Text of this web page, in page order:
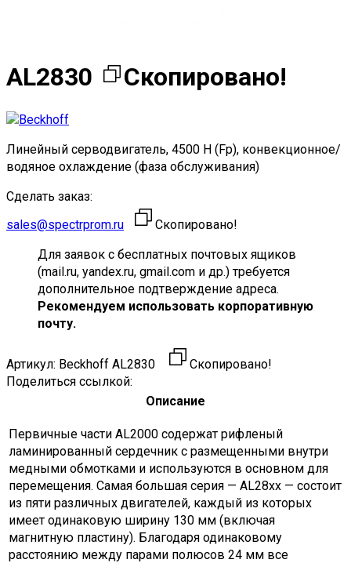
AL2830 Скопировано!
Линейный серводвигатель, 4500 Н (Fp), конвекционное/
водяное охлаждение (фаза обслуживания)
Сделать заказ:
sales@spectrprom.ru
Скопировано!
Для заявок с бесплатных почтовых ящиков
(mail.ru, yandex.ru, gmail.com и др.) требуется
дополнительное подтверждение адреса.
Рекомендуем использовать корпоративную
почту.
Артикул: Beckhoff AL2830
Скопировано!
Поделиться ссылкой:
Описание
Первичные части AL2000 содержат рифленый
ламинированный сердечник с размещенными внутри
медными обмотками и используются в основном для
перемещения. Самая большая серия — AL28xx — состоит
из пяти различных двигателей, каждый из которых
имеет одинаковую ширину 130 мм (включая
магнитную пластину). Благодаря одинаковому
расстоянию между парами полюсов 24 мм все